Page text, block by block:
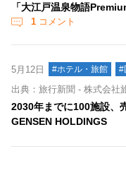
「大江戸温泉物語
1 コメント
5月12日 #ホテル・旅館 #
出典：旅行新聞 - 株式会社
2030年までに100施設
GENSEN HOLDINGS